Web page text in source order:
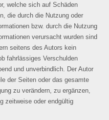
welche sich auf Schäden
die durch die Nutzung oder
bzw. durch die Nutzung
verursacht wurden sind
seitens des Autors kein
fahrlässiges Verschulden
und unverbindlich. Der Autor
der Seiten oder das gesamte
zu verändern, zu ergänzen,
zeitweise oder endgültig